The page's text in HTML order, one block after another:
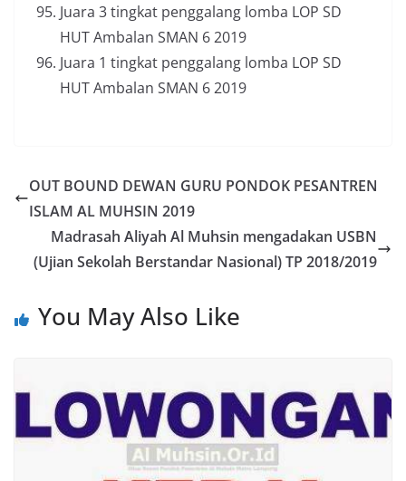
Juara 3 tingkat penggalang lomba LOP SD
HUT Ambalan SMAN 6 2019
Juara 1 tingkat penggalang lomba LOP SD
HUT Ambalan SMAN 6 2019
OUT BOUND DEWAN GURU PONDOK PESANTREN
ISLAM AL MUHSIN 2019
Madrasah Aliyah Al Muhsin mengadakan USBN
(Ujian Sekolah Berstandar Nasional) TP 2018/2019
You May Also Like